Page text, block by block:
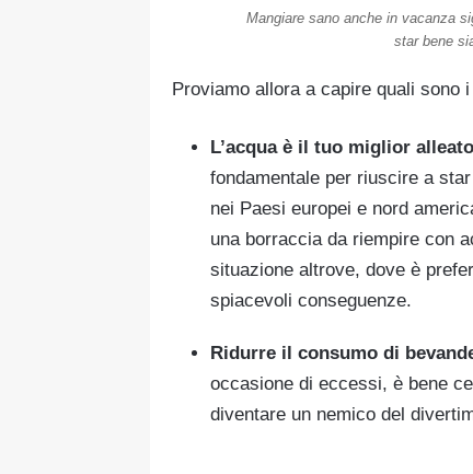
Mangiare sano anche in vacanza
star bene
Proviamo allora a capire quali sono
L’acqua è il tuo miglior alleato
fondamentale per riuscire a
nei Paesi europei e nord
una borraccia da riempire con
situazione altrove, dove è
spiacevoli conseguenze.
Ridurre il consumo di
occasione di eccessi, è bene
diventare un nemico del